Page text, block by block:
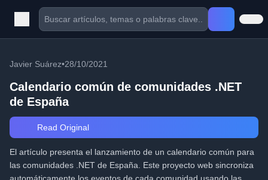
Javier Suárez•28/10/2021
Calendario común de comunidades .NET
de España
Read Original
El artículo presenta el lanzamiento de un calendario común para
las comunidades .NET de España. Este proyecto web sincroniza